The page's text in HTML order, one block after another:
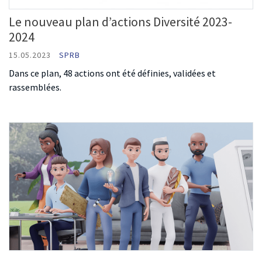
Le nouveau plan d’actions Diversité 2023-
2024
15.05.2023 SPRB
Dans ce plan, 48 actions ont été définies, validées et
rassemblées.